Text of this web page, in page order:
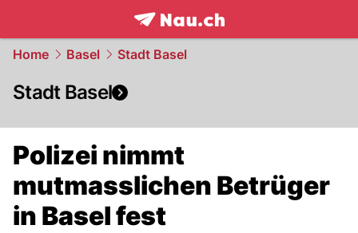
frontpage.NAU.ch
Home Basel Stadt Basel
Stadt Basel
Polizei nimmt
mutmasslichen Betrüger
in Basel fest